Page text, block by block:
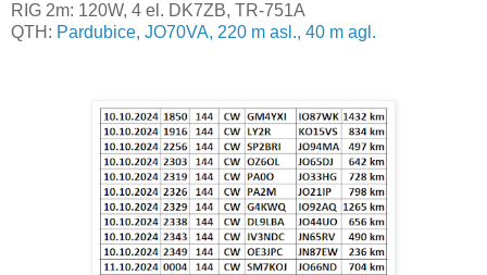
RIG 2m: 120W, 4 el. DK7ZB, TR-751A
QTH: Pardubice, JO70VA, 220 m asl., 40 m agl.